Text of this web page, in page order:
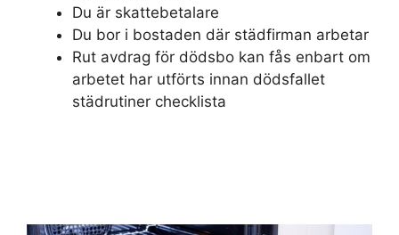
Du är skattebetalare
Du bor i bostaden där städfirman arbetar
Rut avdrag för dödsbo kan fås enbart om
arbetet har utförts innan dödsfallet
städrutiner checklista